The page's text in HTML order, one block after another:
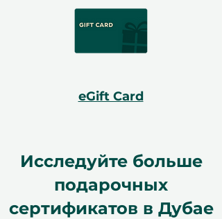
eGift Card
Исследуйте больше
подарочных
сертификатов в Дубае